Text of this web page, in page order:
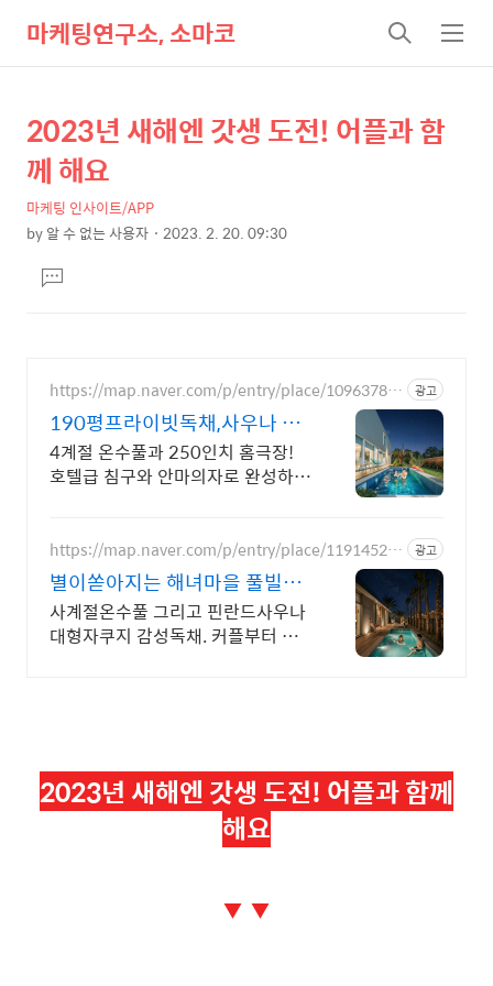
마케팅연구소, 소마코
검
색
메
뉴
상
세
컨
텐
본
문
제
목
2023년 새해엔 갓생 도전! 어플과 함
께 해요
마케팅 인사이트/APP
by알 수 없는 사용자 2023. 2. 20. 09:30
문댓
글
https://map.naver.com/p/entry/place/10963781 광고
190평프라이빗독채,사우나 예
쁜 4계절 온수수영장 힐링
4계절 온수풀과 250인치 홈극장!
호텔급 침구와 안마의자로 완성하는
는 세심한 배려의 감성숙소
https://map.naver.com/p/entry/place/11914527
06
광고
별이쏟아지는 해녀마을 풀빌라
르세라핌도 다녀간 감성풀빌라
사계절온수풀 그리고 핀란드사우나
대형자쿠지 감성독채. 커플부터 대
2023년 새해엔 갓생 도전! 어플과 함께
해요
▼ ▼